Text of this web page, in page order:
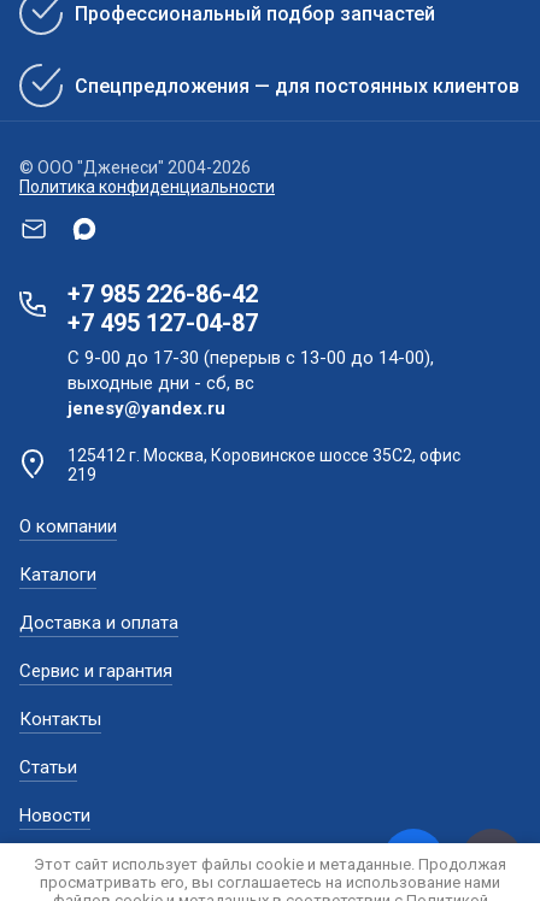
Профессиональный подбор запчастей
Спецпредложения — для постоянных клиентов
© ООО "Дженеси" 2004-2026
Политика конфиденциальности
+7 985 226-86-42
+7 495 127-04-87
С 9-00 до 17-30 (перерыв с 13-00 до 14-00),
выходные дни - сб, вс
jenesy@yandex.ru
125412 г. Москва, Коровинское шоссе 35С2, офис
219
О компании
Каталоги
Доставка и оплата
Сервис и гарантия
Контакты
Статьи
Новости
Этот сайт использует файлы cookie и метаданные. Продолжая
просматривать его, вы соглашаетесь на использование нами